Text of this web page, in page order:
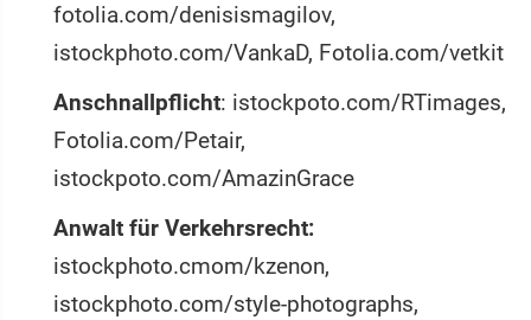
fotolia.com/denisismagilov,
istockphoto.com/VankaD, Fotolia.com/vetkit
Anschnallpflicht: istockpoto.com/RTimages,
Fotolia.com/Petair,
istockpoto.com/AmazinGrace
Anwalt für Verkehrsrecht:
istockphoto.cmom/kzenon,
istockphoto.com/style-photographs,